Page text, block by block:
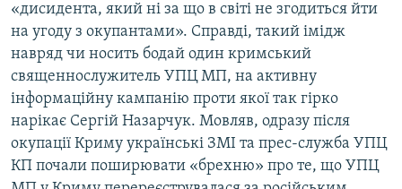
«дисидента, який ні за що в світі не згодиться йти
на угоду з окупантами». Справді, такий імідж
навряд чи носить бодай один кримський
священнослужитель УПЦ МП, на активну
інформаційну кампанію проти якої так гірко
нарікає Сергій Назарчук. Мовляв, одразу після
окупації Криму українські ЗМІ та прес-служба УПЦ
КП почали поширювати «брехню» про те, що УПЦ